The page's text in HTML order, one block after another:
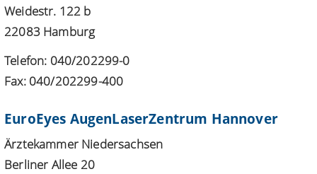
Weidestr. 122 b
22083 Hamburg
Telefon: 040/202299-0
Fax: 040/202299-400
EuroEyes AugenLaserZentrum Hannover
Ärztekammer Niedersachsen
Berliner Allee 20